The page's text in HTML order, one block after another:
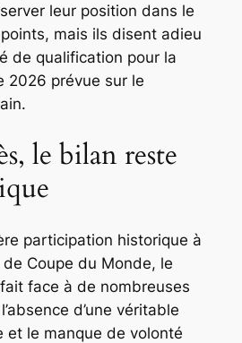
leur position dans le
mais ils disent adieu
de qualification pour la
2026 prévue sur le
le bilan reste
participation historique à
Coupe du Monde, le
face à de nombreuses
d’une véritable
et le manque de volonté